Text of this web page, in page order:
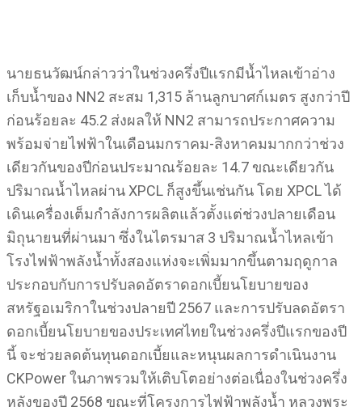
นายธนวัฒน์กล่าวว่าในช่วงครึ่งปีแรกมีน้ำไหลเข้าอ่าง
เก็บน้ำของ NN2 สะสม 1,315 ล้านลูกบาศก์เมตร สูงกว่าปี
ก่อนร้อยละ 45.2 ส่งผลให้ NN2 สามารถประกาศความ
พร้อมจ่ายไฟฟ้าในเดือนมกราคม-สิงหาคมมากกว่าช่วง
เดียวกันของปีก่อนประมาณร้อยละ 14.7 ขณะเดียวกัน
ปริมาณน้ำไหลผ่าน XPCL ก็สูงขึ้นเช่นกัน โดย XPCL ได้
เดินเครื่องเต็มกำลังการผลิตแล้วตั้งแต่ช่วงปลายเดือน
มิถุนายนที่ผ่านมา ซึ่งในไตรมาส 3 ปริมาณน้ำไหลเข้า
โรงไฟฟ้าพลังน้ำทั้งสองแห่งจะเพิ่มมากขึ้นตามฤดูกาล
ประกอบกับการปรับลดอัตราดอกเบี้ยนโยบายของ
สหรัฐอเมริกาในช่วงปลายปี 2567 และการปรับลดอัตรา
ดอกเบี้ยนโยบายของประเทศไทยในช่วงครึ่งปีแรกของปี
นี้ จะช่วยลดต้นทุนดอกเบี้ยและหนุนผลการดำเนินงาน
CKPower ในภาพรวมให้เติบโตอย่างต่อเนื่องในช่วงครึ่ง
หลังของปี 2568 ขณะที่โครงการไฟฟ้าพลังน้ำ หลวงพระ